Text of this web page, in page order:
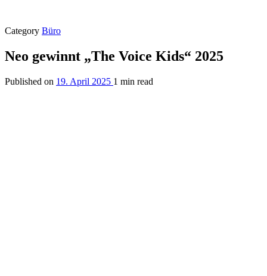
Category Büro
Neo gewinnt „The Voice Kids“ 2025
Published on 19. April 2025 1 min read